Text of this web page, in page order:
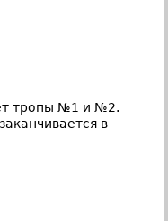
тропы №1 и №2.
в